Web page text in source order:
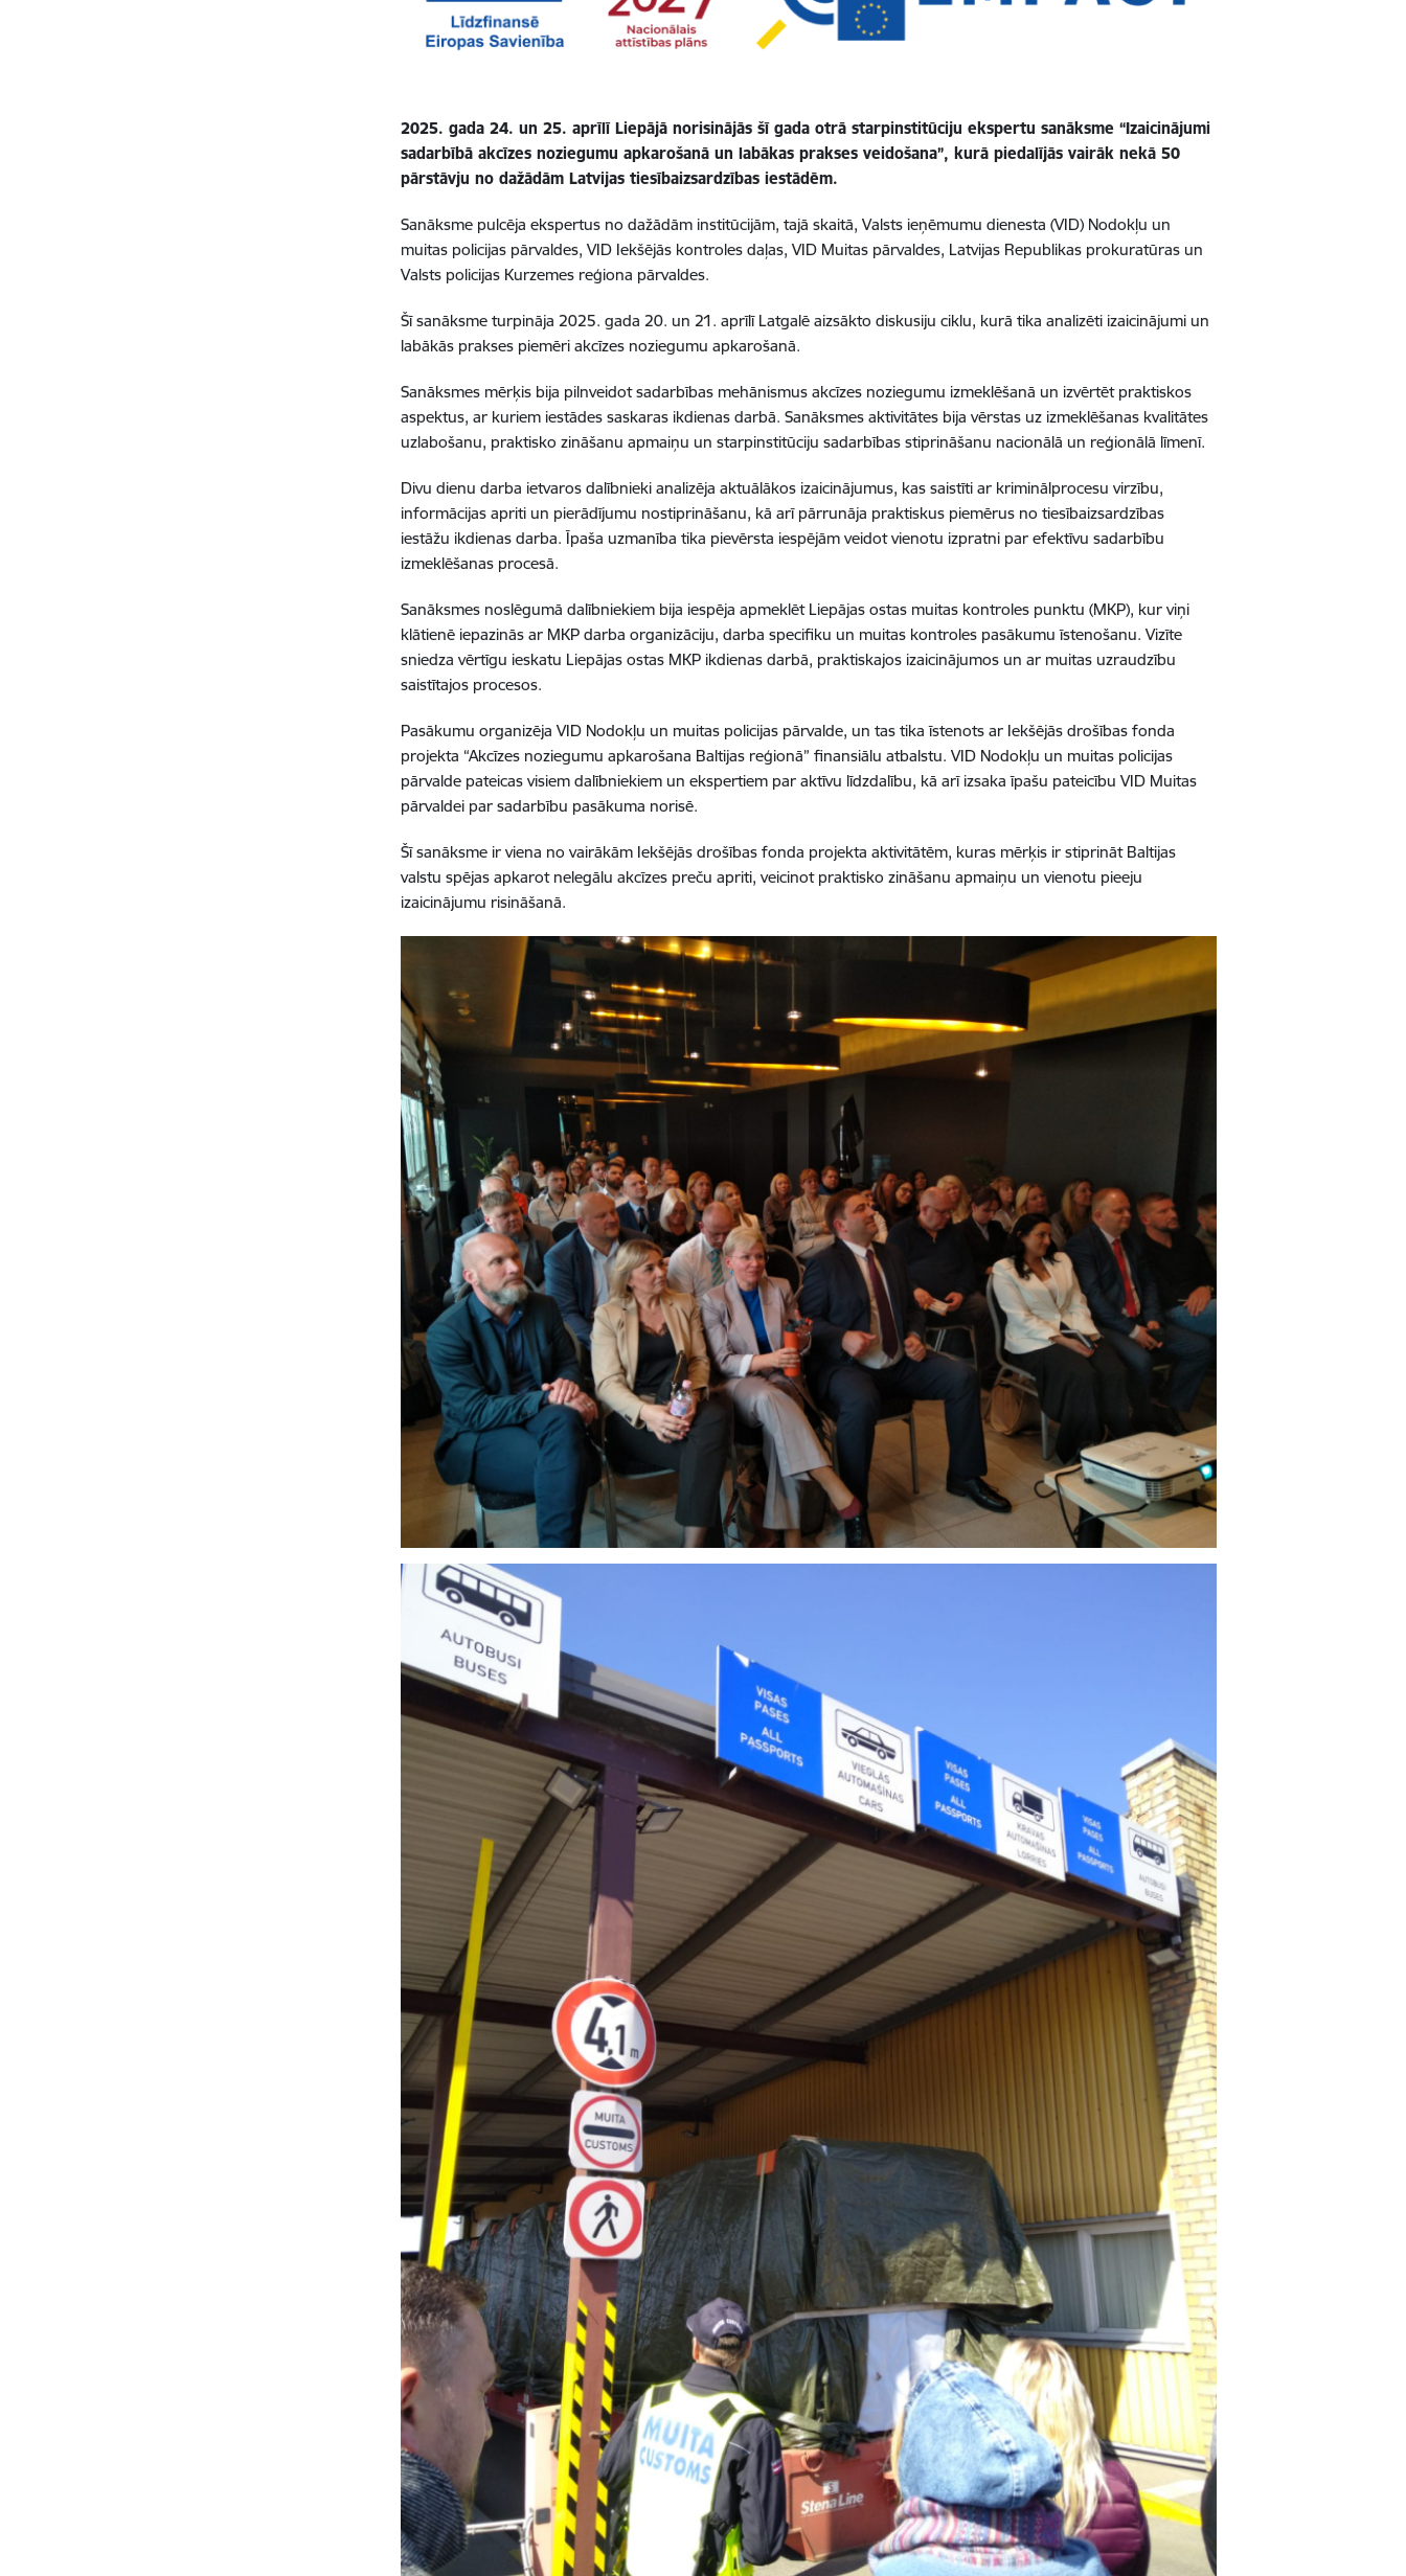
2025. gada 24. un 25. aprīlī Liepājā norisinājās šī gada otrā starpinstitūciju ekspertu sanāksme “Izaicinājumi
sadarbībā akcīzes noziegumu apkarošanā un labākas prakses veidošana”, kurā piedalījās vairāk nekā 50
pārstāvju no dažādām Latvijas tiesībaizsardzības iestādēm.
Sanāksme pulcēja ekspertus no dažādām institūcijām, tajā skaitā, Valsts ieņēmumu dienesta (VID) Nodokļu un
muitas policijas pārvaldes, VID Iekšējās kontroles daļas, VID Muitas pārvaldes, Latvijas Republikas prokuratūras un
Valsts policijas Kurzemes reģiona pārvaldes.
Šī sanāksme turpināja 2025. gada 20. un 21. aprīlī Latgalē aizsākto diskusiju ciklu, kurā tika analizēti izaicinājumi un
labākās prakses piemēri akcīzes noziegumu apkarošanā.
Sanāksmes mērķis bija pilnveidot sadarbības mehānismus akcīzes noziegumu izmeklēšanā un izvērtēt praktiskos
aspektus, ar kuriem iestādes saskaras ikdienas darbā. Sanāksmes aktivitātes bija vērstas uz izmeklēšanas kvalitātes
uzlabošanu, praktisko zināšanu apmaiņu un starpinstitūciju sadarbības stiprināšanu nacionālā un reģionālā līmenī.
Divu dienu darba ietvaros dalībnieki analizēja aktuālākos izaicinājumus, kas saistīti ar kriminālprocesu virzību,
informācijas apriti un pierādījumu nostiprināšanu, kā arī pārrunāja praktiskus piemērus no tiesībaizsardzības
iestāžu ikdienas darba. Īpaša uzmanība tika pievērsta iespējām veidot vienotu izpratni par efektīvu sadarbību
izmeklēšanas procesā.
Sanāksmes noslēgumā dalībniekiem bija iespēja apmeklēt Liepājas ostas muitas kontroles punktu (MKP), kur viņi
klātienē iepazinās ar MKP darba organizāciju, darba specifiku un muitas kontroles pasākumu īstenošanu. Vizīte
sniedza vērtīgu ieskatu Liepājas ostas MKP ikdienas darbā, praktiskajos izaicinājumos un ar muitas uzraudzību
saistītajos procesos.
Pasākumu organizēja VID Nodokļu un muitas policijas pārvalde, un tas tika īstenots ar Iekšējās drošības fonda
projekta “Akcīzes noziegumu apkarošana Baltijas reģionā” finansiālu atbalstu. VID Nodokļu un muitas policijas
pārvalde pateicas visiem dalībniekiem un ekspertiem par aktīvu līdzdalību, kā arī izsaka īpašu pateicību VID Muitas
pārvaldei par sadarbību pasākuma norisē.
Šī sanāksme ir viena no vairākām Iekšējās drošības fonda projekta aktivitātēm, kuras mērķis ir stiprināt Baltijas
valstu spējas apkarot nelegālu akcīzes preču apriti, veicinot praktisko zināšanu apmaiņu un vienotu pieeju
izaicinājumu risināšanā.